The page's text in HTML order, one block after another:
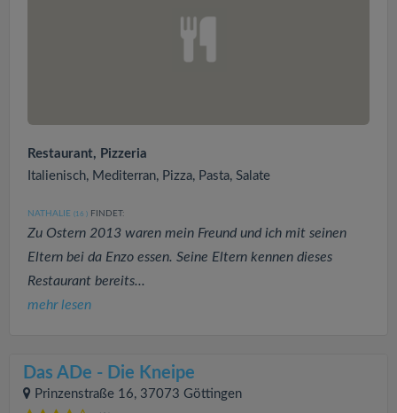
Restaurant, Pizzeria
Italienisch, Mediterran, Pizza, Pasta, Salate
NATHALIE (16 ) FINDET:
Zu Ostern 2013 waren mein Freund und ich mit seinen
Eltern bei da Enzo essen. Seine Eltern kennen dieses
Restaurant bereits...
mehr lesen
Das ADe - Die Kneipe
Prinzenstraße 16, 37073 Göttingen